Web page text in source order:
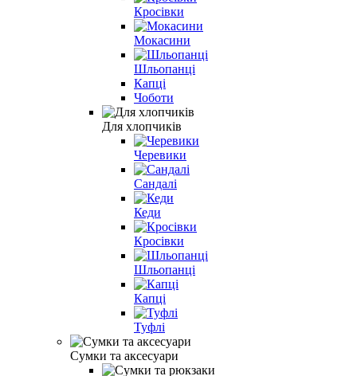
Кросівки
Мокасини
Шльопанці
Капці
Чоботи
Для хлопчиків
Черевики
Сандалі
Кеди
Кросівки
Шльопанці
Капці
Туфлі
Сумки та аксесуари